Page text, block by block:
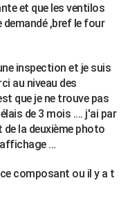
et que les ventilos
,bref le four
inspection et je suis
au niveau des
que je ne trouve pas
de 3 mois .... j'ai par
la deuxième photo
...
composant ou il y a t